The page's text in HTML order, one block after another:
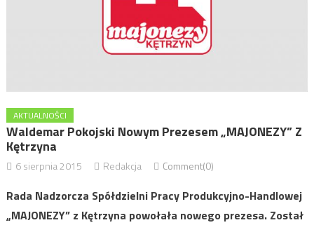
AKTUALNOŚCI
Waldemar Pokojski Nowym Prezesem „MAJONEZY” Z
Kętrzyna
6 sierpnia 2015 Redakcja Comment(0)
Rada Nadzorcza Spółdzielni Pracy Produkcyjno-Handlowej
„MAJONEZY” z Kętrzyna powołała nowego prezesa. Został